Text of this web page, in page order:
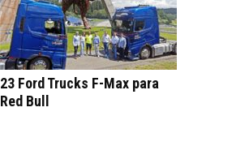
23 Ford Trucks F-Max para
Red Bull